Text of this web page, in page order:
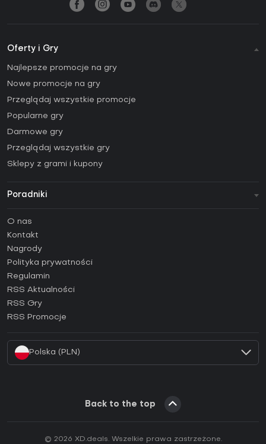
Oferty i Gry
Najlepsze promocje na gry
Nowe promocje na gry
Przeglądaj wszystkie promocje
Popularne gry
Darmowe gry
Przeglądaj wszystkie gry
Sklepy z grami i kupony
Poradniki
Poradniki
Jak aktywować klucz Steam (CD Key)?
Jak aktywować klucz Epic Games (CD Key)?
Jak aktywować klucz GOG (CD Key)?
Jak aktywować klucz Ubisoft Connect (CD Key)?
O nas
Kontakt
Nagrody
Polityka prywatności
Regulamin
RSS Aktualności
RSS Gry
RSS Promocje
Polska (PLN)
Back to the top
© 2026 XD.deals. Wszelkie prawa zastrzeżone.